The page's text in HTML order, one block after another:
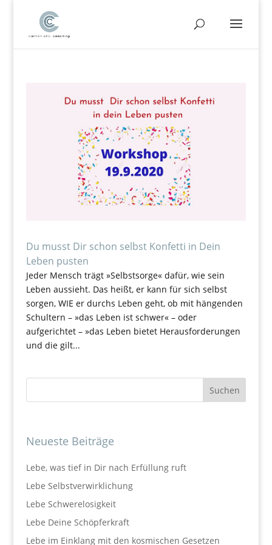
Du musst Dir schon selbst Konfetti in Dein
Leben pusten
Jeder Mensch trägt »Selbstsorge« dafür, wie sein
Leben aussieht. Das heißt, er kann für sich selbst
sorgen, WIE er durchs Leben geht, ob mit hängenden
Schultern – »das Leben ist schwer« – oder
aufgerichtet – »das Leben bietet Herausforderungen
und die gilt...
Neueste Beiträge
Lebe, was tief in Dir nach Erfüllung ruft
Lebe Selbstverwirklichung
Lebe Schwerelosigkeit
Lebe Deine Schöpferkraft
Lebe im Einklang mit den kosmischen Gesetzen